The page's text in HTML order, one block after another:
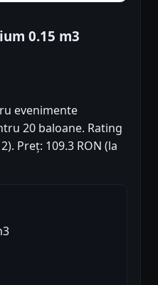
0.15 m3
evenimente
20 baloane. Rating
Preț: 109.3 RON (la